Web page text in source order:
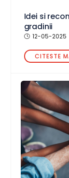
Idei si
gradinii
12-05-2025
CITESTE